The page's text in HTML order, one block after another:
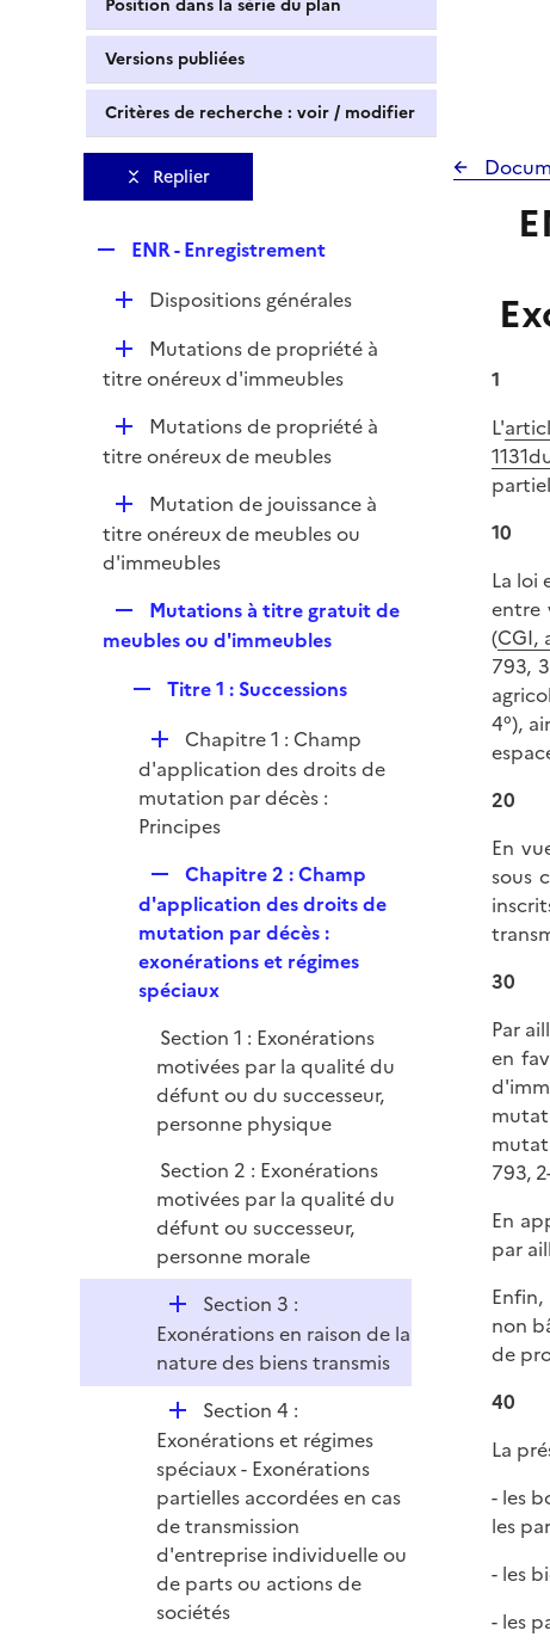
Position dans la série du plan
Versions publiées
Critères de recherche : voir / modifier
Replier
p
l
i
e
r
ENR - Enregistrement
D
l
r
Dispositions générales
D
é
i
Mutations de propriété à
titre onéreux d'immeubles
D
é
i
e
Mutations de propriété à
titre onéreux de meubles
D
é
p
e
Mutation de jouissance à
titre onéreux de meubles ou
d'immeubles
e
l
r
Mutations à titre gratuit de
meubles ou d'immeubles
p
l
i
e
Titre 1 : Successions
D
é
p
l
r
Chapitre 1 : Champ
d'application des droits de
mutation par décès :
Principes
e
p
l
i
r
Chapitre 2 : Champ
d'application des droits de
mutation par décès :
exonérations et régimes
spéciaux
Section 1 : Exonérations
motivées par la qualité du
défunt ou du successeur,
personne physique
Section 2 : Exonérations
motivées par la qualité du
défunt ou successeur,
personne morale
D
é
p
l
e
r
Section 3 :
Exonérations en raison de la
nature des biens transmis
D
é
p
l
i
e
r
Section 4 :
Exonérations et régimes
spéciaux - Exonérations
partielles accordées en cas
de transmission
d'entreprise individuelle ou
de parts ou actions de
sociétés
1
L'
10
La loi
entre
(CGI,
793,
4°),
20
En
sous
30
Par
en
793,
En
par
Enfin,
non
de
40
La
- les
les
- les
- les